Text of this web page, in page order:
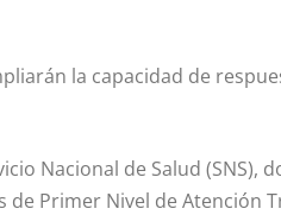
la capacidad de
Nacional de Salud (SNS),
Primer Nivel de Atención